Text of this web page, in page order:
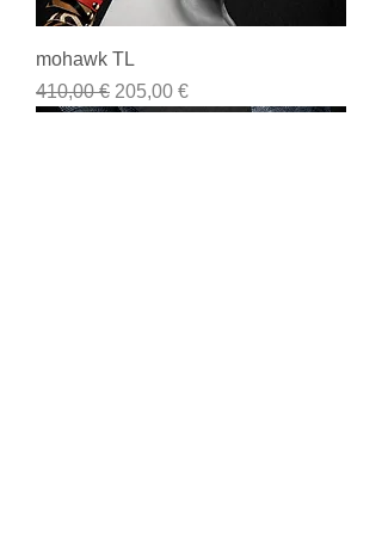
mohawk TL
Prezzo regolare
410,00 € Prezzo scontato
205,00 €